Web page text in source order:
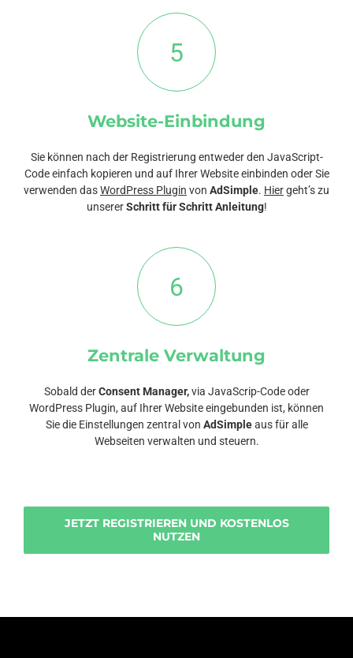
5
Website-Einbindung
Sie können nach der Registrierung entweder den JavaScript-
Code einfach kopieren und auf Ihrer Website einbinden oder Sie
verwenden dasWordPress Plugin von AdSimple. Hiergeht’s zu
unsererSchritt für Schritt Anleitung!
6
Zentrale Verwaltung
Sobald derConsent Manager,via JavaScrip-Code oder
WordPress Plugin, auf Ihrer Website eingebunden ist, können
Sie die Einstellungen zentral von AdSimpleaus für alle
Webseiten verwalten und steuern.
JETZT REGISTRIEREN UND KOSTENLOS
NUTZEN